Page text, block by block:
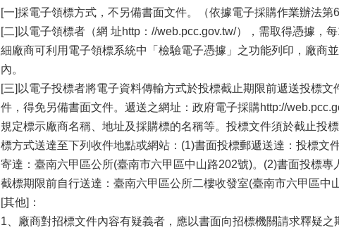
[一]採電子領標方式，不另備書面文件。（依據電子採購作業辦法第
[二]以電子領標者（網 址http：//web.pcc.gov.tw/），需取得憑據，
細廠商可利用電子領標系統中「檢驗電子憑據」之功能列印，廠商
內。
[三]以電子投標者將電子資料傳輸方式於投標截止期限前遞送投標
件，得免另備書面文件。遞送之網址：政府電子採購http://
規定標示廠商名稱、地址及採購標的名稱等。投標文件須於截止投
標方式送達至下列收件地點或網站：(1)書面投標郵遞送達：投標文
寄達：臺南六甲區公所(臺南市六甲區中山路202號)。(2)書面投標
截標期限前自行送達：臺南六甲區公所二樓收發室(臺南市六甲區中
[其他]：
1、廠商對招標文件內容有疑義者，應以書面向招標機關請求釋疑